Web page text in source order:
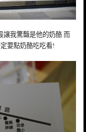
讓我驚豔是他的奶酪 而
要點奶酪吃吃看!